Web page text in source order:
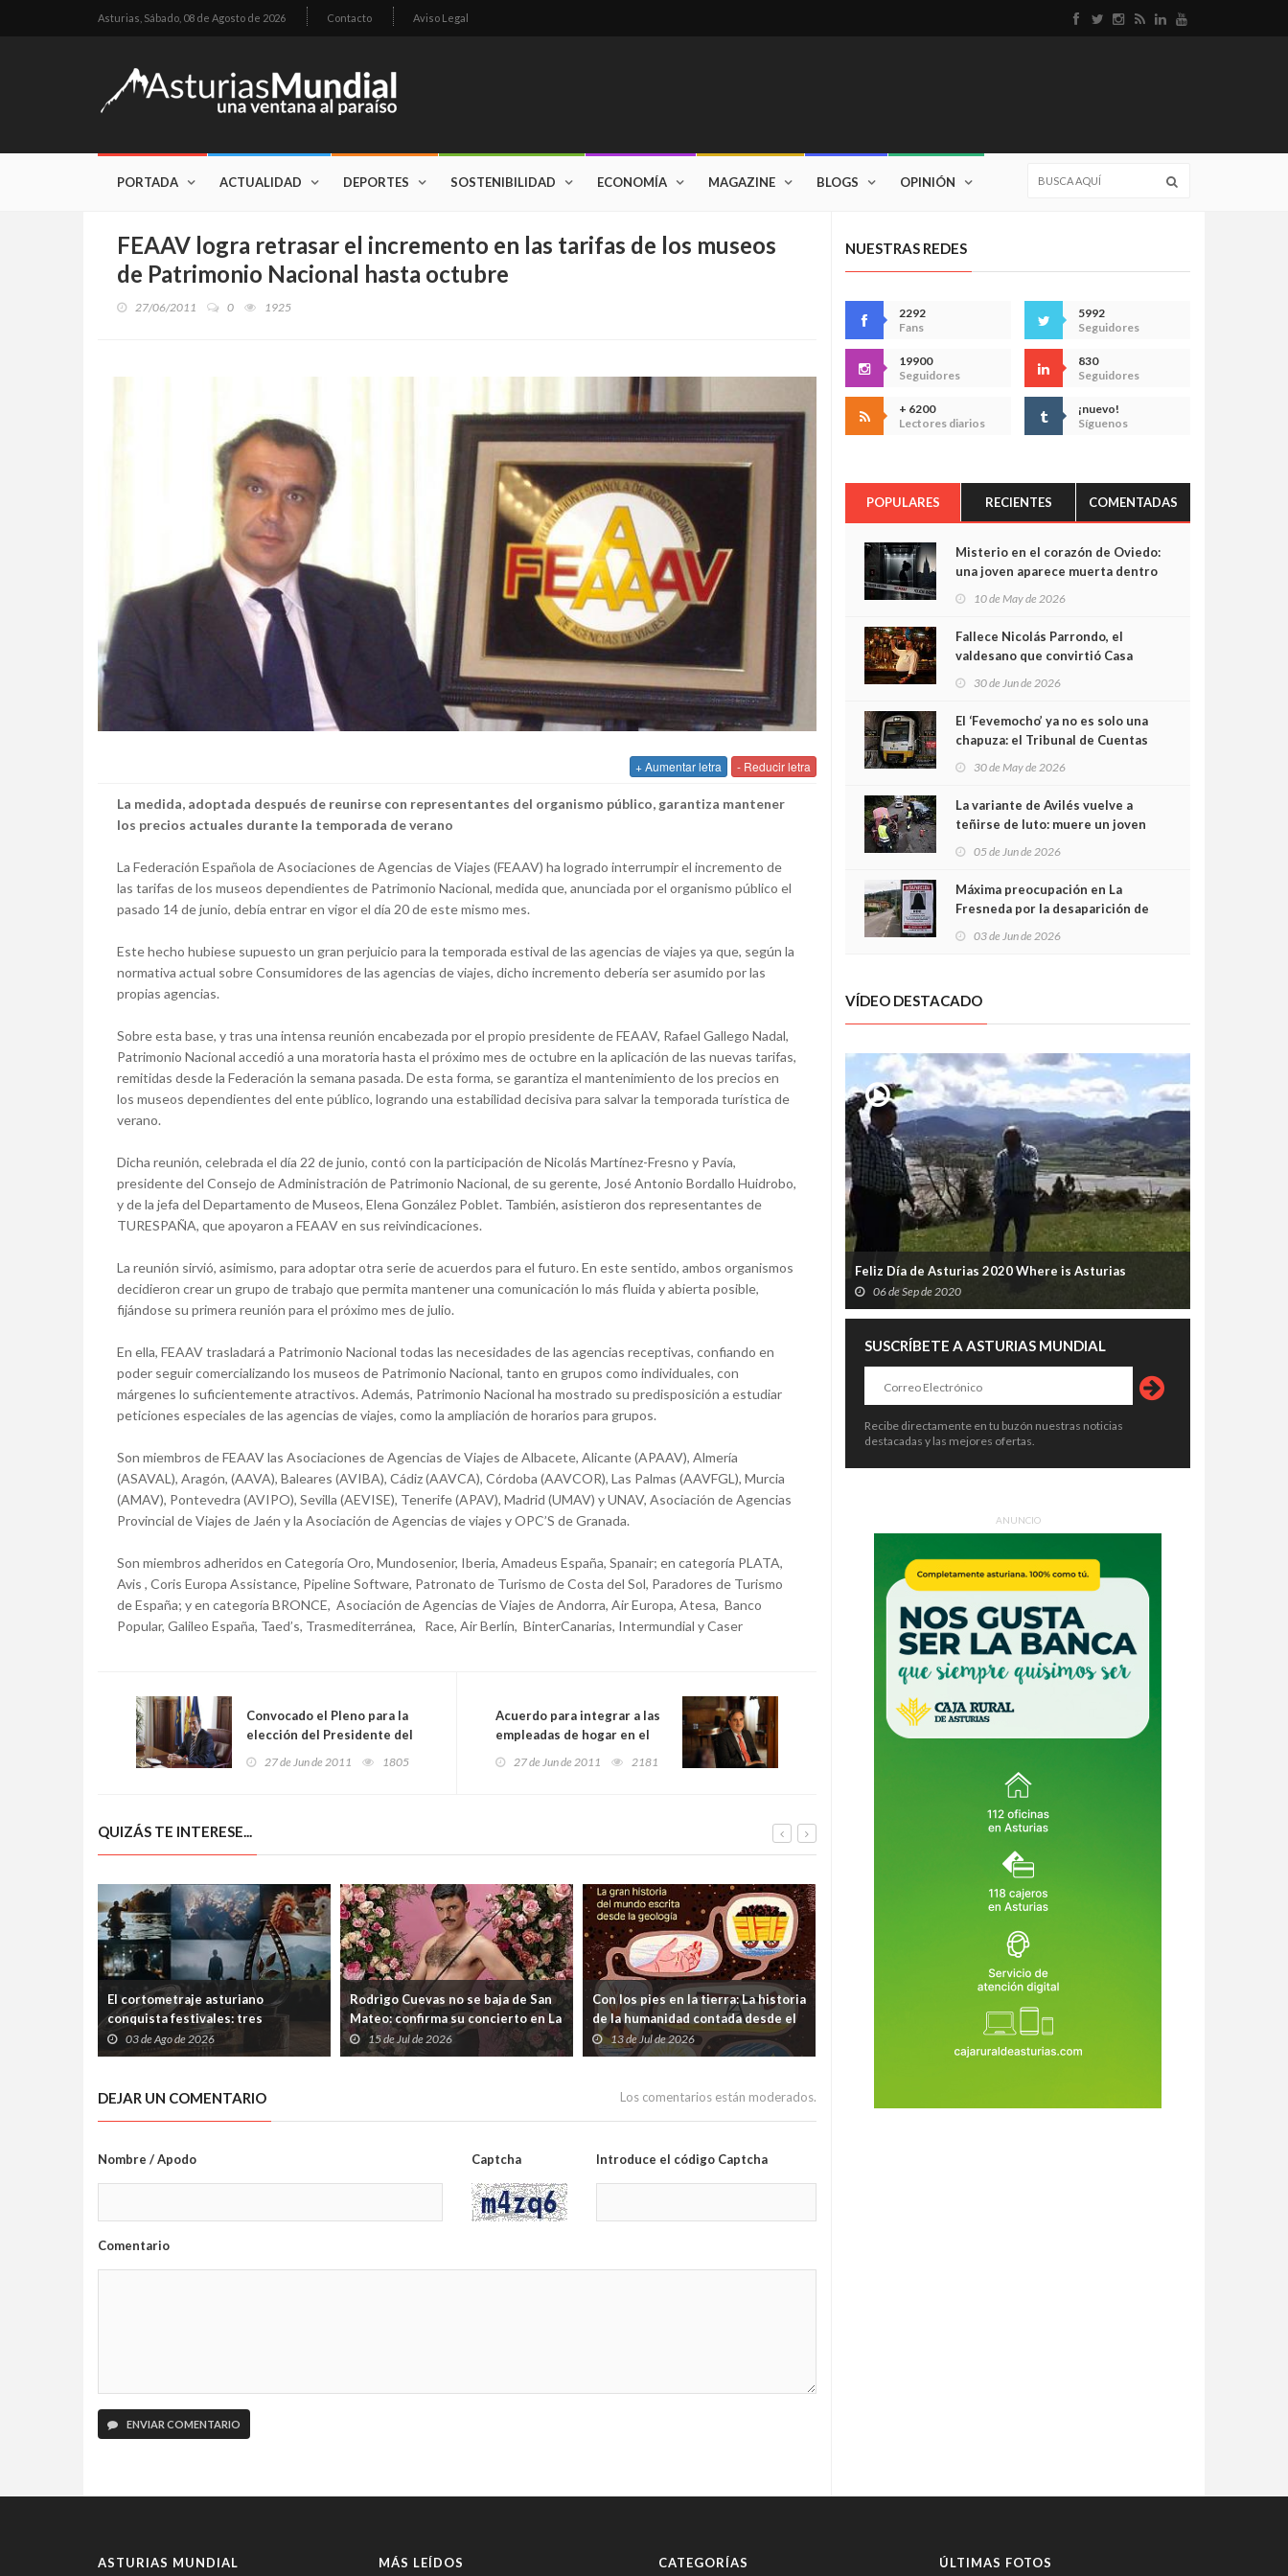
Asturias, Sábado, 08 de Agosto de 2026 Contacto Aviso Legal
PORTADA ACTUALIDAD DEPORTES SOSTENIBILIDAD ECONOMÍA MAGAZINE BLOGS OPINIÓN
FEAAV logra retrasar el incremento en las tarifas de los museos
de Patrimonio Nacional hasta octubre
27/06/2011 0 1925
+ Aumentar letra - Reducir letra
La medida, adoptada después de reunirse con representantes del organismo público, garantiza mantener
los precios actuales durante la temporada de verano
La Federación Española de Asociaciones de Agencias de Viajes (FEAAV) ha logrado interrumpir el incremento de
las tarifas de los museos dependientes de Patrimonio Nacional, medida que, anunciada por el organismo público el
pasado 14 de junio, debía entrar en vigor el día 20 de este mismo mes.
Este hecho hubiese supuesto un gran perjuicio para la temporada estival de las agencias de viajes ya que, según la
normativa actual sobre Consumidores de las agencias de viajes, dicho incremento debería ser asumido por las
propias agencias.
Sobre esta base, y tras una intensa reunión encabezada por el propio presidente de FEAAV, Rafael Gallego Nadal,
Patrimonio Nacional accedió a una moratoria hasta el próximo mes de octubre en la aplicación de las nuevas tarifas,
remitidas desde la Federación la semana pasada. De esta forma, se garantiza el mantenimiento de los precios en
los museos dependientes del ente público, logrando una estabilidad decisiva para salvar la temporada turística de
verano.
Dicha reunión, celebrada el día 22 de junio, contó con la participación de Nicolás Martínez-Fresno y Pavía,
presidente del Consejo de Administración de Patrimonio Nacional, de su gerente, José Antonio Bordallo Huidrobo,
y de la jefa del Departamento de Museos, Elena González Poblet. También, asistieron dos representantes de
TURESPAÑA, que apoyaron a FEAAV en sus reivindicaciones.
La reunión sirvió, asimismo, para adoptar otra serie de acuerdos para el futuro. En este sentido, ambos organismos
decidieron crear un grupo de trabajo que permita mantener una comunicación lo más fluida y abierta posible,
fijándose su primera reunión para el próximo mes de julio.
En ella, FEAAV trasladará a Patrimonio Nacional todas las necesidades de las agencias receptivas, confiando en
poder seguir comercializando los museos de Patrimonio Nacional, tanto en grupos como individuales, con
márgenes lo suficientemente atractivos. Además, Patrimonio Nacional ha mostrado su predisposición a estudiar
peticiones especiales de las agencias de viajes, como la ampliación de horarios para grupos.
Son miembros de FEAAV las Asociaciones de Agencias de Viajes de Albacete, Alicante (APAAV), Almería
(ASAVAL), Aragón, (AAVA), Baleares (AVIBA), Cádiz (AAVCA), Córdoba (AAVCOR), Las Palmas (AAVFGL), Murcia
(AMAV), Pontevedra (AVIPO), Sevilla (AEVISE), Tenerife (APAV), Madrid (UMAV) y UNAV, Asociación de Agencias
Provincial de Viajes de Jaén y la Asociación de Agencias de viajes y OPC’S de Granada.
Son miembros adheridos en Categoría Oro, Mundosenior, Iberia, Amadeus España, Spanair; en categoría PLATA,
Avis , Coris Europa Assistance, Pipeline Software, Patronato de Turismo de Costa del Sol, Paradores de Turismo
de España; y en categoría BRONCE, Asociación de Agencias de Viajes de Andorra, Air Europa, Atesa, Banco
Popular, Galileo España, Taed’s, Trasmediterránea, Race, Air Berlín, BinterCanarias, Intermundial y Caser
Convocado el Pleno para la
elección del Presidente del
Principado los días 12 y 13
27 de Jun de 2011 1805
Acuerdo para integrar a las
empleadas de hogar en el
Régimen General de la
27 de Jun de 2011 2181
QUIZÁS TE INTERESE...
El cortometraje asturiano
conquista festivales: tres
producciones de Laboral
Cinemateca suman nuevos premios
03 de Ago de 2026
Rodrigo Cuevas no se baja de San
Mateo: confirma su concierto en La
Ería tras las dudas lanzadas desde
el Ayuntamiento
15 de Jul de 2026
Con los pies en la tierra: La historia
de la humanidad contada desde el
subsuelo
13 de Jul de 2026
vivir a 15 minutos de todo?
lejos de una ciudad
DEJAR UN COMENTARIO Los comentarios están moderados.
Nombre / Apodo Captcha Introduce el código Captcha
Comentario
ENVIAR COMENTARIO
NUESTRAS REDES
2292
Fans
5992
Seguidores
19900
Seguidores
830
Seguidores
+ 6200
Lectores diarios
¡nuevo!
Síguenos
POPULARES RECIENTES COMENTADAS
Misterio en el corazón de Oviedo:
una joven aparece muerta dentro
cámaras captan sus últimos
minutos
10 de May de 2026
Fallece Nicolás Parrondo, el
valdesano que convirtió Casa
30 de Jun de 2026
El ‘Fevemocho’ ya no es solo una
chapuza: el Tribunal de Cuentas
sobrecoste de los trenes que no
cabían por los túneles
30 de May de 2026
La variante de Avilés vuelve a
teñirse de luto: muere un joven
05 de Jun de 2026
Máxima preocupación en La
Fresneda por la desaparición de
03 de Jun de 2026
VÍDEO DESTACADO
Feliz Día de Asturias 2020 Where is Asturias
06 de Sep de 2020
SUSCRÍBETE A ASTURIAS MUNDIAL
Recibe directamente en tu buzón nuestras noticias
destacadas y las mejores ofertas.
ANUNCIO
ASTURIAS MUNDIAL MÁS LEÍDOS CATEGORÍAS ÚLTIMAS FOTOS